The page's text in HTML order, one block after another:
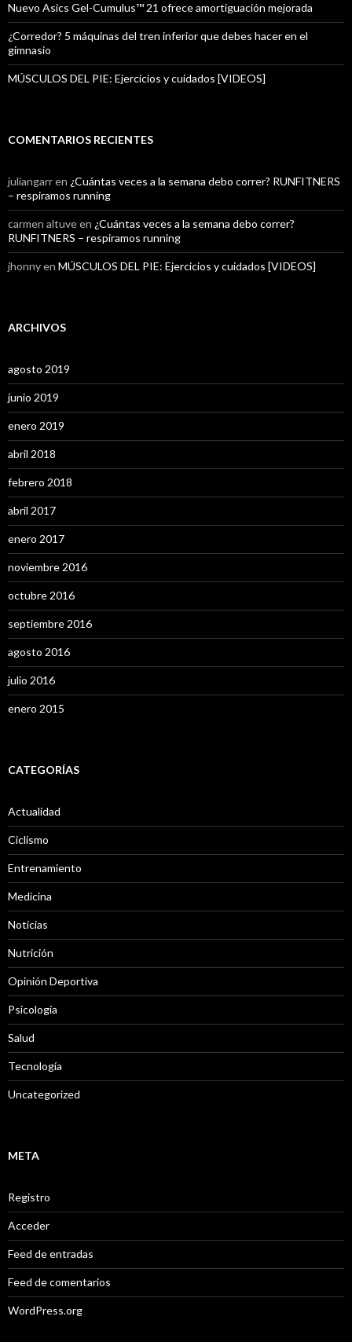
Nuevo Asics Gel-Cumulus™ 21 ofrece amortiguación mejorada
¿Corredor? 5 máquinas del tren inferior que debes hacer en el
gimnasio
MÚSCULOS DEL PIE: Ejercicios y cuidados [VIDEOS]
COMENTARIOS RECIENTES
juliangarren ¿Cuántas veces a la semana debo correr? RUNFITNERS
– respiramos running
carmen altuveen ¿Cuántas veces a la semana debo correr?
RUNFITNERS – respiramos running
jhonnyen MÚSCULOS DEL PIE: Ejercicios y cuidados [VIDEOS]
ARCHIVOS
agosto 2019
junio 2019
enero 2019
abril 2018
febrero 2018
abril 2017
enero 2017
noviembre 2016
octubre 2016
septiembre 2016
agosto 2016
julio 2016
enero 2015
CATEGORÍAS
Actualidad
Ciclismo
Entrenamiento
Medicina
Noticias
Nutrición
Opinión Deportiva
Psicología
Salud
Tecnología
Uncategorized
META
Registro
Acceder
Feed de entradas
Feed de comentarios
WordPress.org